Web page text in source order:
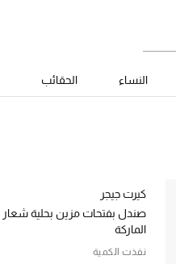
النساء الحقائب
كيرت جيجر
صندل بفتحات مزين بحلية شعار
الماركة
نفذت الكمية